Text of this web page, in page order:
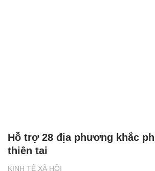
KINH TẾ XÃ HỘI
Hỗ trợ 28 địa phương khắc
thiên tai